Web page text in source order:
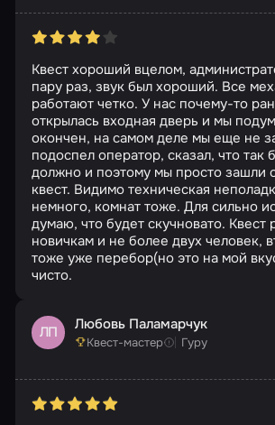
Квест хороший вцелом,
пару раз, звук был хороший. Все
работают четко. У нас почему-то
открылась входная дверь и мы
окончен, на самом деле мы еще не
подоспел оператор, сказал, что так
должно и поэтому мы просто зашли
квест. Видимо техническая
немного, комнат тоже. Для сильно
думаю, что будет скучновато.
новичкам и не более двух человек,
тоже уже перебор(но это на мой
чисто.
ЛП Любовь Паламарчук
Квест-мастер Гуру